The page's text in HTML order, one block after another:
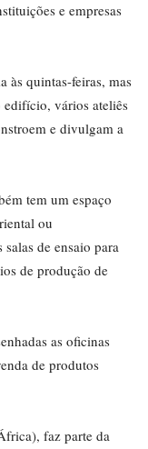
e empresas
às quintas-feiras, mas
edifício, vários ateliês
e divulgam a
tem um espaço
ou
de ensaio para
de produção de
as oficinas
de produtos
faz parte da